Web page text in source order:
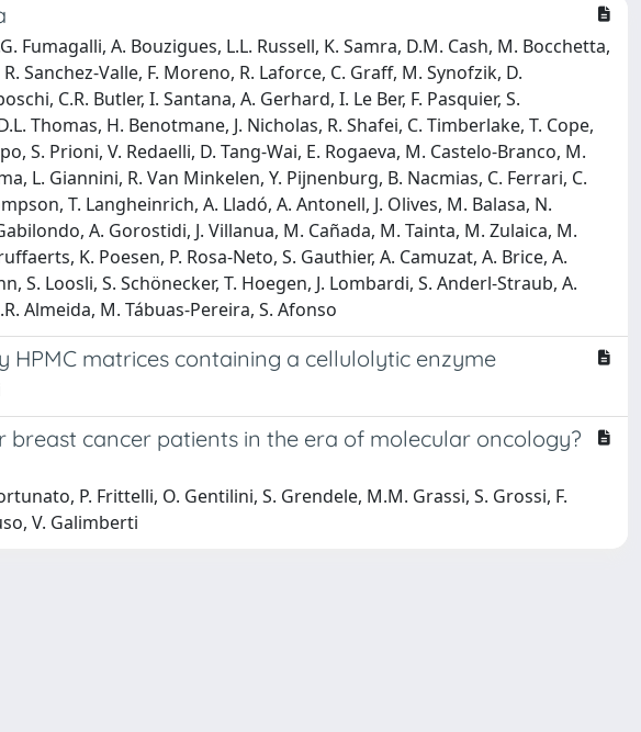
Fumagalli, A. Bouzigues, L.L. Russell, K. Samra, D.M. Cash, M. Bocchetta,
Sanchez-Valle, F. Moreno, R. Laforce, C. Graff, M. Synofzik, D.
C.R. Butler, I. Santana, A. Gerhard, I. Le Ber, F. Pasquier, S.
Thomas, H. Benotmane, J. Nicholas, R. Shafei, C. Timberlake, T. Cope,
S. Prioni, V. Redaelli, D. Tang-Wai, E. Rogaeva, M. Castelo-Branco, M.
L. Giannini, R. Van Minkelen, Y. Pijnenburg, B. Nacmias, C. Ferrari, C.
T. Langheinrich, A. Lladó, A. Antonell, J. Olives, M. Balasa, N.
A. Gorostidi, J. Villanua, M. Cañada, M. Tainta, M. Zulaica, M.
K. Poesen, P. Rosa-Neto, S. Gauthier, A. Camuzat, A. Brice, A.
S. Loosli, S. Schönecker, T. Hoegen, J. Lombardi, S. Anderl-Straub, A.
Almeida, M. Tábuas-Pereira, S. Afonso
matrices containing a cellulolytic enzyme
cancer patients in the era of molecular oncology?
P. Frittelli, O. Gentilini, S. Grendele, M.M. Grassi, S. Grossi, F.
V. Galimberti